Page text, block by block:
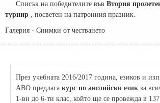
Списък на победителите във Втория
турнир , посветен на патронния празник.
Галерия - Снимки от честването
През учебната 2016/2017 година, езиков и
АВО предлага курс по английски език за
1-ви до 6-ти клас, който ще се провежда в